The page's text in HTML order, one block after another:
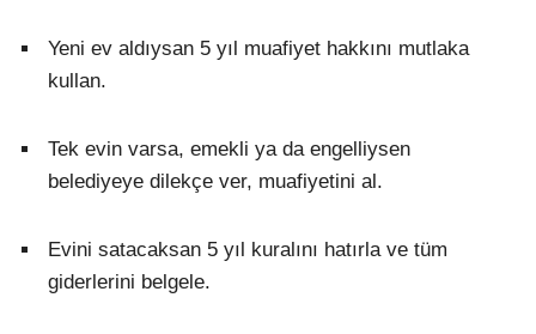
Yeni ev aldıysan 5 yıl muafiyet hakkını mutlaka
kullan.
Tek evin varsa, emekli ya da engelliysen
belediyeye dilekçe ver, muafiyetini al.
Evini satacaksan 5 yıl kuralını hatırla ve tüm
giderlerini belgele.